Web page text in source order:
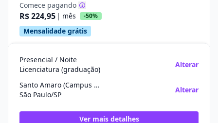
Comece pagando
R$ 224,95 | mês -50%
Mensalidade grátis
Presencial / Noite
Licenciatura (graduação)
Alterar
Santo Amaro (Campus Da Univ. Cruzeiro Do Sul)
São Paulo/SP
Alterar
Ver mais detalhes